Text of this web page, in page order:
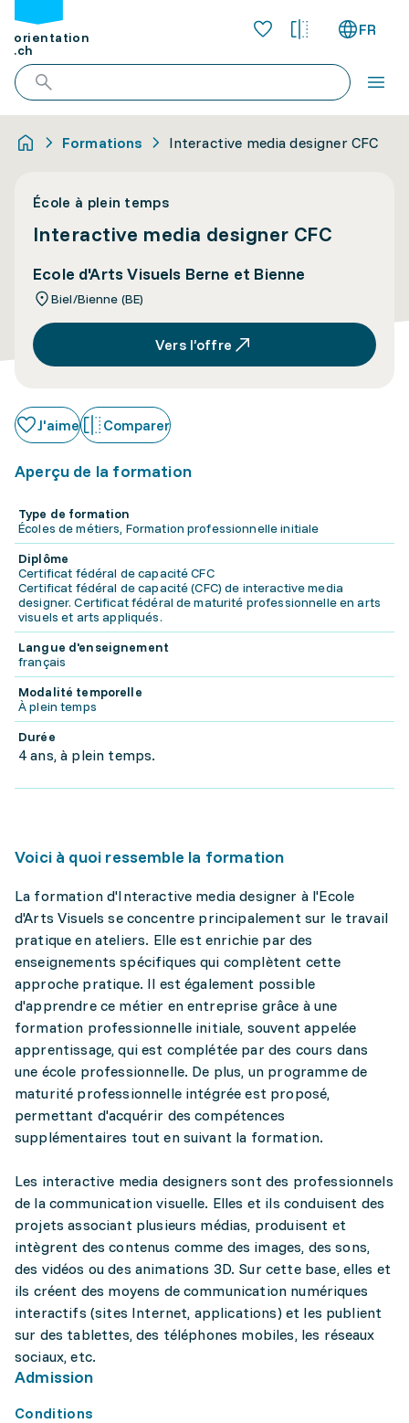
orientation
.ch
FR
Formations Interactive media designer CFC
École à plein temps
Interactive media designer CFC
Ecole d'Arts Visuels Berne et Bienne
Biel/Bienne (BE)
Vers l’offre
J'aime Comparer
Aperçu de la formation
Type de formation
Écoles de métiers, Formation professionnelle initiale
Diplôme
Certificat fédéral de capacité CFC
Certificat fédéral de capacité (CFC) de interactive media
designer. Certificat fédéral de maturité professionnelle en arts
visuels et arts appliqués.
Langue d'enseignement
français
Modalité temporelle
À plein temps
Durée
4 ans, à plein temps.
Voici à quoi ressemble la formation
La formation d'Interactive media designer à l'Ecole
d'Arts Visuels se concentre principalement sur le travail
pratique en ateliers. Elle est enrichie par des
enseignements spécifiques qui complètent cette
approche pratique. Il est également possible
d'apprendre ce métier en entreprise grâce à une
formation professionnelle initiale, souvent appelée
apprentissage, qui est complétée par des cours dans
une école professionnelle. De plus, un programme de
maturité professionnelle intégrée est proposé,
permettant d'acquérir des compétences
supplémentaires tout en suivant la formation.
Les interactive media designers sont des professionnels
de la communication visuelle. Elles et ils conduisent des
projets associant plusieurs médias, produisent et
intègrent des contenus comme des images, des sons,
des vidéos ou des animations 3D. Sur cette base, elles et
ils créent des moyens de communication numériques
interactifs (sites Internet, applications) et les publient
sur des tablettes, des téléphones mobiles, les réseaux
sociaux, etc.
Admission
Conditions